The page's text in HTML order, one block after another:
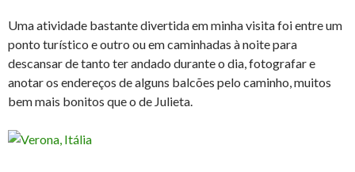
Uma atividade bastante divertida em minha visita foi entre um
ponto turístico e outro ou em caminhadas à noite para
descansar de tanto ter andado durante o dia, fotografar e
anotar os endereços de alguns balcões pelo caminho, muitos
bem mais bonitos que o de Julieta.